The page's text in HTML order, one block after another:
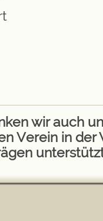
wir auch
Verein in